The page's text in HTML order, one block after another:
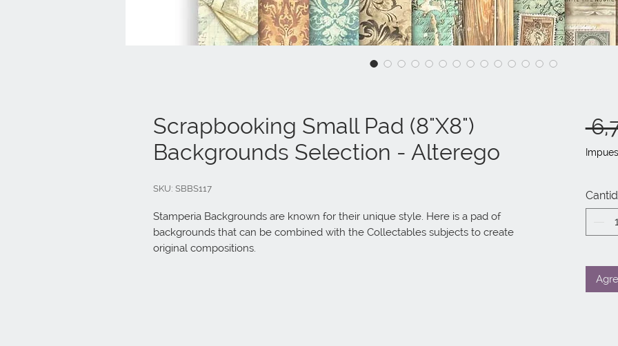
Scrapbooking Small Pad (8"X8")
Backgrounds Selection - Alterego
SKU: SBBS117
Stamperia Backgrounds are known for their unique style. Here is a pad of
backgrounds that can be combined with the Collectables subjects to create
original compositions.